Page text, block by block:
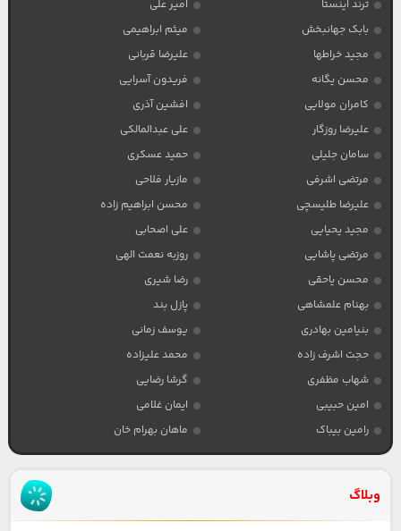
ترند اینستا
امیر علی
بابک جهانبخش
میثم ابراهیمی
مجید خراطها
علیرضا قربانی
محسن یگانه
فریدون آسرایی
کامران مولایی
افشین آذری
علیرضا روزگار
علی عبدالمالکی
سامان جلیلی
حمید عسکری
مرتضی اشرفی
مازیار فلاحی
علیرضا طلیسچی
محسن ابراهیم زاده
مجید یحیایی
علی اصحابی
مرتضی پاشایی
روزبه نعمت الهی
محسن یاحقی
رضا شیری
بهنام علمشاهی
پازل بند
بنیامین بهادری
یوسف زمانی
حجت اشرف زاده
محمد علیزاده
شهاب مظفری
گرشا رضایی
امین حبیبی
ایمان غلامی
رامین بیباک
ماهان بهرام خان
وبلاگ